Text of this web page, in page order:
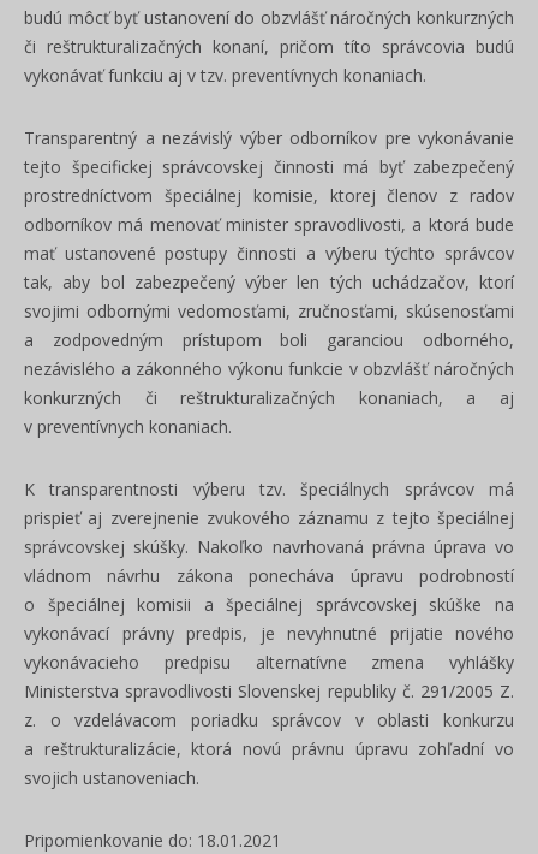
budú môcť byť ustanovení do obzvlášť náročných konkurzných
či reštrukturalizačných konaní, pričom títo správcovia budú
vykonávať funkciu aj v tzv. preventívnych konaniach.
Transparentný a nezávislý výber odborníkov pre vykonávanie
tejto špecifickej správcovskej činnosti má byť zabezpečený
prostredníctvom špeciálnej komisie, ktorej členov z radov
odborníkov má menovať minister spravodlivosti, a ktorá bude
mať ustanovené postupy činnosti a výberu týchto správcov
tak, aby bol zabezpečený výber len tých uchádzačov, ktorí
svojimi odbornými vedomosťami, zručnosťami, skúsenosťami
a zodpovedným prístupom boli garanciou odborného,
nezávislého a zákonného výkonu funkcie v obzvlášť náročných
konkurzných či reštrukturalizačných konaniach, a aj
v preventívnych konaniach.
K transparentnosti výberu tzv. špeciálnych správcov má
prispieť aj zverejnenie zvukového záznamu z tejto špeciálnej
správcovskej skúšky. Nakoľko navrhovaná právna úprava vo
vládnom návrhu zákona ponecháva úpravu podrobností
o špeciálnej komisii a špeciálnej správcovskej skúške na
vykonávací právny predpis, je nevyhnutné prijatie nového
vykonávacieho predpisu alternatívne zmena vyhlášky
Ministerstva spravodlivosti Slovenskej republiky č. 291/2005 Z.
z. o vzdelávacom poriadku správcov v oblasti konkurzu
a reštrukturalizácie, ktorá novú právnu úpravu zohľadní vo
svojich ustanoveniach.
Pripomienkovanie do: 18.01.2021